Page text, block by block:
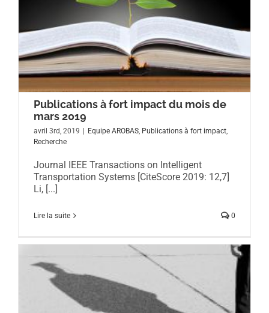
Publications à fort impact du mois de
mars 2019
avril 3rd, 2019 Equipe AROBAS, Publications à fort impact,
Recherche
Journal IEEE Transactions on Intelligent
Transportation Systems [CiteScore 2019: 12,7]
Li, [...]
Lire la suite 0